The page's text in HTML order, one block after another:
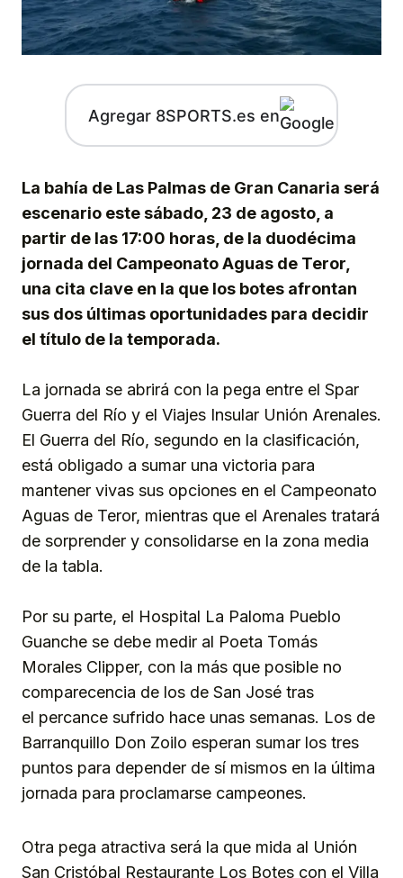
Agregar 8SPORTS.es en
La bahía de Las Palmas de Gran Canaria será
escenario este sábado, 23 de agosto, a
partir de las 17:00 horas, de la duodécima
jornada del Campeonato Aguas de Teror,
una cita clave en la que los botes afrontan
sus dos últimas oportunidades para decidir
el título de la temporada.
La jornada se abrirá con la pega entre el Spar
Guerra del Río y el Viajes Insular Unión Arenales.
El Guerra del Río, segundo en la clasificación,
está obligado a sumar una victoria para
mantener vivas sus opciones en el Campeonato
Aguas de Teror, mientras que el Arenales tratará
de sorprender y consolidarse en la zona media
de la tabla.
Por su parte, el Hospital La Paloma Pueblo
Guanche se debe medir al Poeta Tomás
Morales Clipper, con la más que posible no
comparecencia de los de San José tras
el percance sufrido hace unas semanas. Los de
Barranquillo Don Zoilo esperan sumar los tres
puntos para depender de sí mismos en la última
jornada para proclamarse campeones.
Otra pega atractiva será la que mida al Unión
San Cristóbal Restaurante Los Botes con el Villa